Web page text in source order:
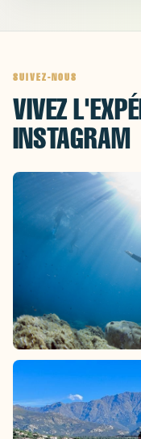
SUIVEZ-NOUS
VIVEZ
INSTAGRAM